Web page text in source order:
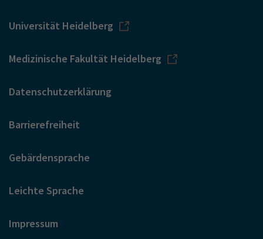
Universität Heidelberg
Medizinische Fakultät Heidelberg
Datenschutzerklärung
Barrierefreiheit
Gebärdensprache
Leichte Sprache
Impressum